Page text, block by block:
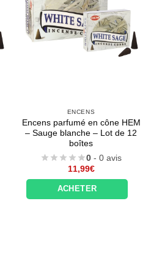
ENCENS
Encens parfumé en cône HEM
– Sauge blanche – Lot de 12
boîtes
0 - 0 avis
11,99€
ACHETER